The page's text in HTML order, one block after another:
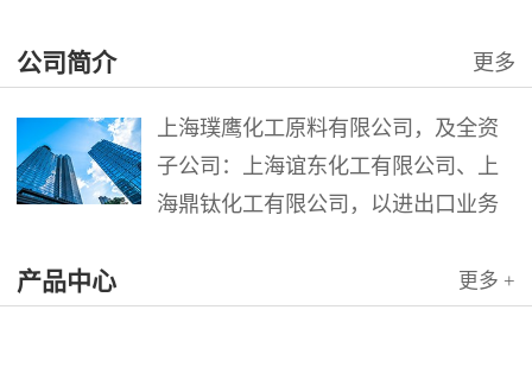
公司简介 更多
上海璞鹰化工原料有限公司，及全资
子公司：上海谊东化工有限公司、上
海鼎钛化工有限公司，以进出口业务
品。公司以其灵活的市场对策和创造
产品中心 更多 +